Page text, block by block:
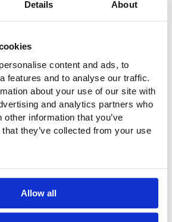
Details About
content and ads, to
features and to analyse our traffic.
about your use of our site with
and analytics partners who
information that you’ve
they’ve collected from your use
Allow all